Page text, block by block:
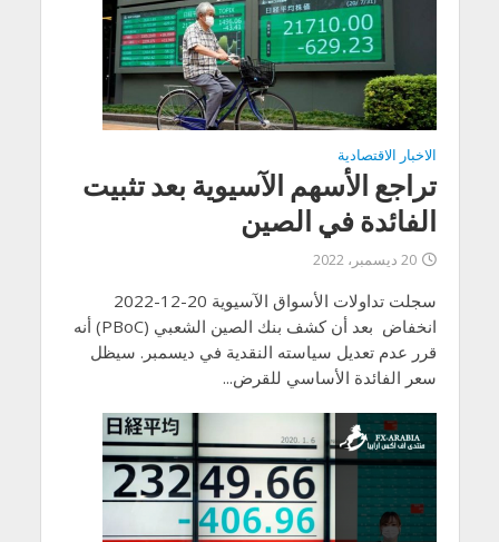
الاخبار الاقتصادية
تراجع الأسهم الآسيوية بعد تثبيت
الفائدة في الصين
20 ديسمبر، 2022
سجلت تداولات الأسواق الآسيوية 20-12-2022
انخفاض بعد أن كشف بنك الصين الشعبي (PBoC) أنه
قرر عدم تعديل سياسته النقدية في ديسمبر. سيظل
سعر الفائدة الأساسي للقرض...